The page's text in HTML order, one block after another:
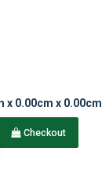
x 0.00cm x 0.00cm
Checkout